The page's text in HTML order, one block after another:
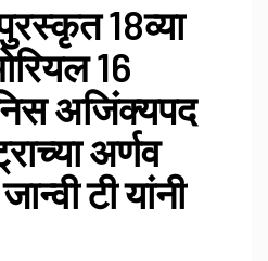
18व्या
16
अजिंक्यपद
अर्णव
टी यांनी